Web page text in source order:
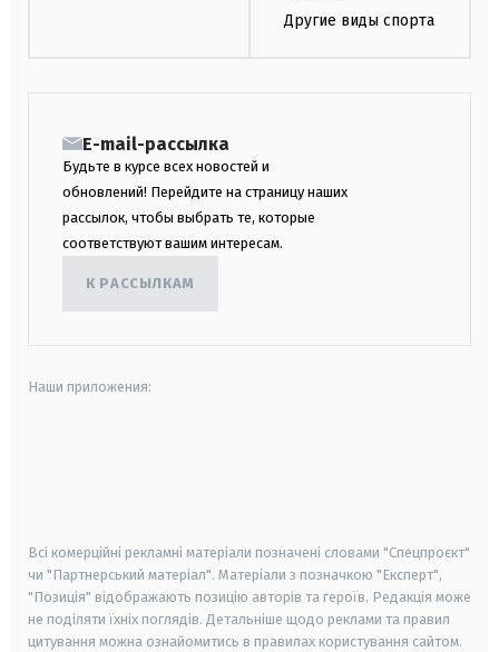
Другие виды спорта
E-mail-рассылка
Будьте в курсе всех новостей и
обновлений! Перейдите на страницу наших
рассылок, чтобы выбрать те, которые
соответствуют вашим интересам.
К РАССЫЛКАМ
Наши приложения:
Всі комерційні рекламні матеріали позначені словами "Спецпроєкт"
чи "Партнерський матеріал". Матеріали з позначкою "Експерт",
"Позиція" відображають позицію авторів та героїв. Редакція може
не поділяти їхніх поглядів. Детальніше щодо реклами та правил
цитування можна ознайомитись в правилах користування сайтом.